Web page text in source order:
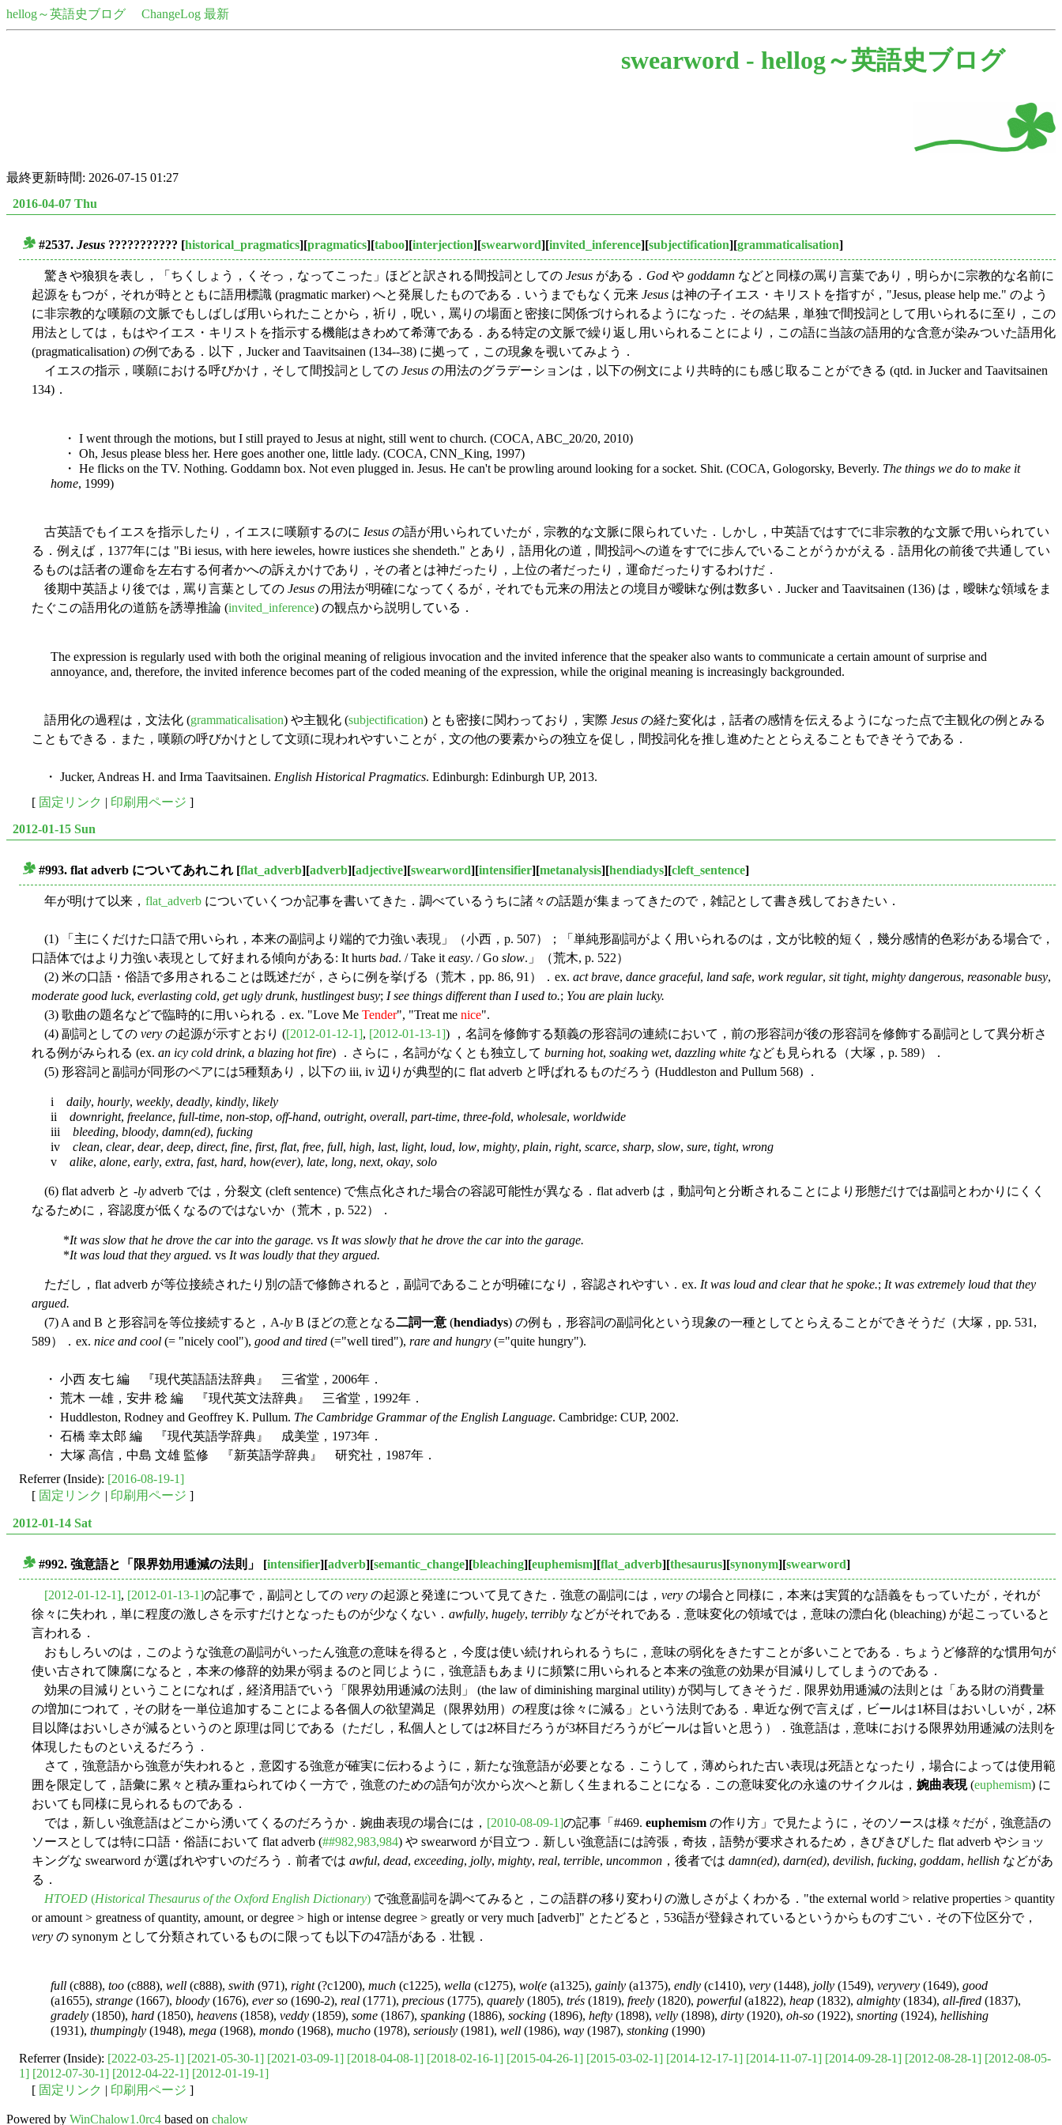
hellog～英語史ブログ ChangeLog 最新
swearword - hellog～英語史ブログ
最終更新時間: 2026-07-15 01:27
2016-04-07 Thu
#2537. Jesus ??????????? [historical_pragmatics][pragmatics][taboo][interjection][swearword][invited_inference][subjectification][grammaticalisation]
驚きや狼狽を表し，「ちくしょう，くそっ，なってこった」ほどと訳される間投詞としての Jesus がある． God や goddamn などと同様の罵り言葉であり，明らかに宗教的な名前に
起源をもつが，それが時とともに語用標識 (pragmatic marker) へと発展したものである．いうまでもなく元来 Jesus は神の子イエス・キリストを指すが，"Jesus, please help me." のよう
に非宗教的な嘆願の文脈でもしばしば用いられたことから，祈り，呪い，罵りの場面と密接に関係づけられるようになった．その結果，単独で間投詞として用いられるに至り，この
用法としては，もはやイエス・キリストを指示する機能はきわめて希薄である．ある特定の文脈で繰り返し用いられることにより，この語に当該の語用的な含意が染みついた語用化
(pragmaticalisation) の例である．以下，Jucker and Taavitsainen (134--38) に拠って，この現象を覗いてみよう．
イエスの指示，嘆願における呼びかけ，そして間投詞としての Jesus の用法のグラデーションは，以下の例文により共時的にも感じ取ることができる (qtd. in Jucker and Taavitsainen
134)．
・ I went through the motions, but I still prayed to Jesus at night, still went to church. (COCA, ABC_20/20, 2010)
・ Oh, Jesus please bless her. Here goes another one, little lady. (COCA, CNN_King, 1997)
・ He flicks on the TV. Nothing. Goddamn box. Not even plugged in. Jesus. He can't be prowling around looking for a socket. Shit. (COCA, Gologorsky, Beverly. The things we do to make it
home, 1999)
古英語でもイエスを指示したり，イエスに嘆願するのに Iesus の語が用いられていたが，宗教的な文脈に限られていた．しかし，中英語ではすでに非宗教的な文脈で用いられてい
る．例えば，1377年には "Bi iesus, with here ieweles, howre iustices she shendeth." とあり，語用化の道，間投詞への道をすでに歩んでいることがうかがえる．語用化の前後で共通してい
るものは話者の運命を左右する何者かへの訴えかけであり，その者とは神だったり，上位の者だったり，運命だったりするわけだ．
後期中英語より後では，罵り言葉としての Jesus の用法が明確になってくるが，それでも元来の用法との境目が曖昧な例は数多い．Jucker and Taavitsainen (136) は，曖昧な領域をま
たぐこの語用化の道筋を誘導推論 (invited_inference) の観点から説明している．
The expression is regularly used with both the original meaning of religious invocation and the invited inference that the speaker also wants to communicate a certain amount of surprise and
annoyance, and, therefore, the invited inference becomes part of the coded meaning of the expression, while the original meaning is increasingly backgrounded.
語用化の過程は，文法化 (grammaticalisation) や主観化 (subjectification) とも密接に関わっており，実際 Jesus の経た変化は，話者の感情を伝えるようになった点で主観化の例とみる
こともできる．また，嘆願の呼びかけとして文頭に現われやすいことが，文の他の要素からの独立を促し，間投詞化を推し進めたととらえることもできそうである．
・ Jucker, Andreas H. and Irma Taavitsainen. English Historical Pragmatics. Edinburgh: Edinburgh UP, 2013.
[ 固定リンク | 印刷用ページ ]
2012-01-15 Sun
#993. flat adverb についてあれこれ [flat_adverb][adverb][adjective][swearword][intensifier][metanalysis][hendiadys][cleft_sentence]
年が明けて以来， flat_adverb についていくつか記事を書いてきた．調べているうちに諸々の話題が集まってきたので，雑記として書き残しておきたい．
(1) 「主にくだけた口語で用いられ，本来の副詞より端的で力強い表現」（小西，p. 507）；「単純形副詞がよく用いられるのは，文が比較的短く，幾分感情的色彩がある場合で，
口語体ではより力強い表現として好まれる傾向がある: It hurts bad. / Take iteasy. / Go slow.」（荒木, p. 522）
(2) 米の口語・俗語で多用されることは既述だが，さらに例を挙げる（荒木，pp. 86, 91）．ex. act brave, dance graceful, land safe, work regular, sit tight, mighty dangerous, reasonable busy,
moderate good luck, everlasting cold, get ugly drunk, hustlingest busy; I see things different than I used to.; You are plain lucky.
(3) 歌曲の題名などで臨時的に用いられる．ex. "Love Me Tender", "Treat me nice".
(4) 副詞としての very の起源が示すとおり ([2012-01-12-1], [2012-01-13-1]) ，名詞を修飾する類義の形容詞の連続において，前の形容詞が後の形容詞を修飾する副詞として異分析さ
れる例がみられる (ex. an icy cold drink, a blazing hot fire) ．さらに，名詞がなくとも独立して burning hot, soaking wet, dazzling white なども見られる（大塚，p. 589）．
(5) 形容詞と副詞が同形のペアには5種類あり，以下の iii, iv 辺りが典型的に flat adverb と呼ばれるものだろう (Huddleston and Pullum 568) ．
i daily, hourly, weekly, deadly, kindly, likely
ii downright, freelance, full-time, non-stop, off-hand, outright, overall, part-time, three-fold, wholesale, worldwide
iii bleeding, bloody, damn(ed), fucking
iv clean, clear, dear, deep, direct, fine, first, flat, free, full, high, last, light, loud, low, mighty, plain, right, scarce, sharp, slow, sure, tight, wrong
v alike, alone, early, extra, fast, hard, how(ever), late, long, next, okay, solo
(6) flat adverb と -ly adverb では，分裂文 (cleft sentence) で焦点化された場合の容認可能性が異なる．flat adverb は，動詞句と分断されることにより形態だけでは副詞とわかりにくく
なるために，容認度が低くなるのではないか（荒木，p. 522）．
*It was slow that he drove the car into the garage. vs It was slowly that he drove the car into the garage.
*It was loud that they argued. vs It was loudly that they argued.
ただし，flat adverb が等位接続されたり別の語で修飾されると，副詞であることが明確になり，容認されやすい．ex. It was loud and clear that he spoke.; It was extremely loud that they
argued.
(7) A and B と形容詞を等位接続すると，A-ly B ほどの意となる二詞一意 (hendiadys) の例も，形容詞の副詞化という現象の一種としてとらえることができそうだ（大塚，pp. 531,
589）．ex. nice and cool (= "nicely cool"), good and tired (="well tired"), rare and hungry (="quite hungry").
・ 小西 友七 編 『現代英語語法辞典』 三省堂，2006年．
・ 荒木 一雄，安井 稔 編 『現代英文法辞典』 三省堂，1992年．
・ Huddleston, Rodney and Geoffrey K. Pullum. The Cambridge Grammar of the English Language. Cambridge: CUP, 2002.
・ 石橋 幸太郎 編 『現代英語学辞典』 成美堂，1973年．
・ 大塚 高信，中島 文雄 監修 『新英語学辞典』 研究社，1987年．
Referrer (Inside): [2016-08-19-1]
[ 固定リンク | 印刷用ページ ]
2012-01-14 Sat
#992. 強意語と「限界効用逓減の法則」 [intensifier][adverb][semantic_change][bleaching][euphemism][flat_adverb][thesaurus][synonym][swearword]
[2012-01-12-1], [2012-01-13-1]の記事で，副詞としての very の起源と発達について見てきた．強意の副詞には， very の場合と同様に，本来は実質的な語義をもっていたが，それが
徐々に失われ，単に程度の激しさを示すだけとなったものが少なくない． awfully, hugely, terribly などがそれである．意味変化の領域では，意味の漂白化 (bleaching) が起こっていると
言われる．
おもしろいのは，このような強意の副詞がいったん強意の意味を得ると，今度は使い続けれられるうちに，意味の弱化をきたすことが多いことである．ちょうど修辞的な慣用句が
使い古されて陳腐になると，本来の修辞的効果が弱まるのと同じように，強意語もあまりに頻繁に用いられると本来の強意の効果が目減りしてしまうのである．
効果の目減りということになれば，経済用語でいう「限界効用逓減の法則」 (the law of diminishing marginal utility) が関与してきそうだ．限界効用逓減の法則とは「ある財の消費量
の増加につれて，その財を一単位追加することによる各個人の欲望満足（限界効用）の程度は徐々に減る」という法則である．卑近な例で言えば，ビールは1杯目はおいしいが，2杯
目以降はおいしさが減るというのと原理は同じである（ただし，私個人としては2杯目だろうが3杯目だろうがビールは旨いと思う）．強意語は，意味における限界効用逓減の法則を
体現したものといえるだろう．
さて，強意語から強意が失われると，意図する強意が確実に伝わるように，新たな強意語が必要となる．こうして，薄められた古い表現は死語となったり，場合によっては使用範
囲を限定して，語彙に累々と積み重ねられてゆく一方で，強意のための語句が次から次へと新しく生まれることになる．この意味変化の永遠のサイクルは， 婉曲表現(euphemism) に
おいても同様に見られるものである．
では，新しい強意語はどこから湧いてくるのだろうか．婉曲表現の場合には， [2010-08-09-1]の記事「#469. euphemism の作り方」で見たように，そのソースは様々だが，強意語の
ソースとしては特に口語・俗語において flat adverb (##982,983,984) や swearword が目立つ．新しい強意語には誇張，奇抜，語勢が要求されるため，きびきびした flat adverb やショッ
キングな swearword が選ばれやすいのだろう．前者では awful, dead, exceeding, jolly, mighty, real, terrible, uncommon ，後者では damn(ed), darn(ed), devilish, fucking, goddam, hellish などがあ
る．
HTOED (Historical Thesaurus of the Oxford English Dictionary) で強意副詞を調べてみると，この語群の移り変わりの激しさがよくわかる．"the external world > relative properties > quantity
or amount > greatness of quantity, amount, or degree > high or intense degree > greatly or very much [adverb]" とたどると，536語が登録されているというからものすごい．その下位区分で，
very の synonym として分類されているものに限っても以下の47語がある．壮観．
full (c888), too (c888), well (c888), swith (971), right(?c1200), much (c1225), wella (c1275), wol(e (a1325), gainly (a1375), endly (c1410), very (1448), jolly (1549), veryvery (1649), good
(a1655), strange (1667), bloody (1676), ever so (1690-2), real (1771), precious (1775), quarely (1805), trés (1819), freely (1820), powerful (a1822), heap (1832), almighty (1834), all-fired (1837),
gradely (1850), hard (1850), heavens (1858), veddy (1859), some (1867), spanking (1886), socking (1896), hefty (1898), velly (1898), dirty (1920), oh-so (1922), snorting (1924), hellishing
(1931), thumpingly (1948), mega (1968), mondo (1968), mucho (1978), seriously (1981), well (1986), way (1987), stonking (1990)
Referrer (Inside): [2022-03-25-1] [2021-05-30-1] [2021-03-09-1] [2018-04-08-1] [2018-02-16-1] [2015-04-26-1] [2015-03-02-1] [2014-12-17-1] [2014-11-07-1] [2014-09-28-1] [2012-08-28-1] [2012-08-05-
1] [2012-07-30-1] [2012-04-22-1] [2012-01-19-1]
[ 固定リンク | 印刷用ページ ]
Powered by WinChalow1.0rc4 based on chalow